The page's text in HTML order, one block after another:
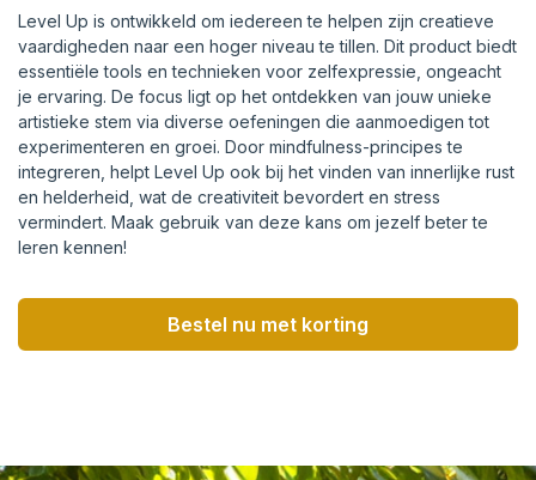
Level Up is ontwikkeld om iedereen te helpen zijn creatieve
vaardigheden naar een hoger niveau te tillen. Dit product biedt
essentiële tools en technieken voor zelfexpressie, ongeacht
je ervaring. De focus ligt op het ontdekken van jouw unieke
artistieke stem via diverse oefeningen die aanmoedigen tot
experimenteren en groei. Door mindfulness-principes te
integreren, helpt Level Up ook bij het vinden van innerlijke rust
en helderheid, wat de creativiteit bevordert en stress
vermindert. Maak gebruik van deze kans om jezelf beter te
leren kennen!
Bestel nu met korting